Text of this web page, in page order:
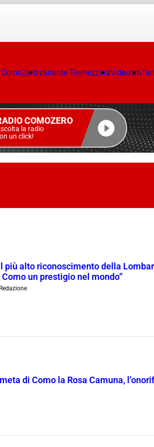
Variante TremezzinaVideolab
COMOZERO
la radio
un click!
più alto riconoscimento della
un prestigio nel mondo”
Redazione
di Como la Rosa Camuna,